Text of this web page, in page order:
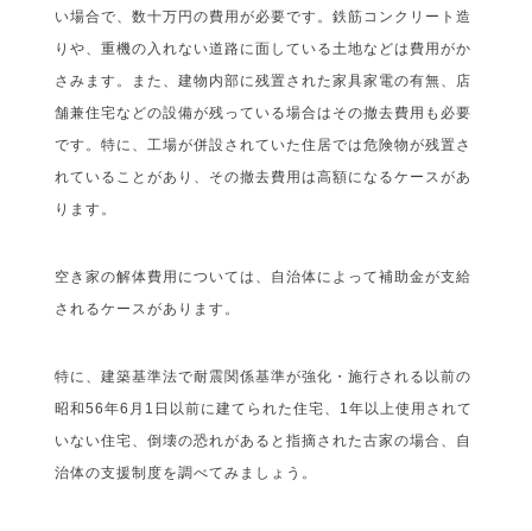
い場合で、数十万円の費用が必要です。鉄筋コンクリート造
りや、重機の入れない道路に面している土地などは費用がか
さみます。また、建物内部に残置された家具家電の有無、店
舗兼住宅などの設備が残っている場合はその撤去費用も必要
です。特に、工場が併設されていた住居では危険物が残置さ
れていることがあり、その撤去費用は高額になるケースがあ
ります。
空き家の解体費用については、自治体によって補助金が支給
されるケースがあります。
特に、建築基準法で耐震関係基準が強化・施行される以前の
昭和56年6月1日以前に建てられた住宅、1年以上使用されて
いない住宅、倒壊の恐れがあると指摘された古家の場合、自
治体の支援制度を調べてみましょう。